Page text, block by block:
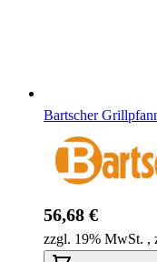
Bartscher
56,68 €
zzgl. 19% MwSt. ,